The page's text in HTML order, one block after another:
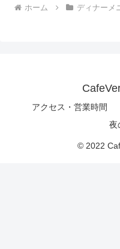
ホーム ディナーメ
アクセス・営業時間
夜
© 2022